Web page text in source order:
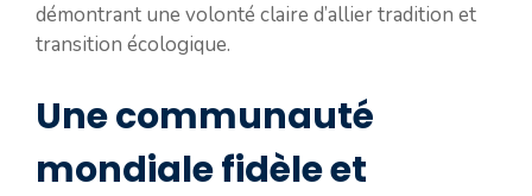
démontrant une volonté claire d’allier tradition et
transition écologique.
Une communauté
mondiale fidèle et